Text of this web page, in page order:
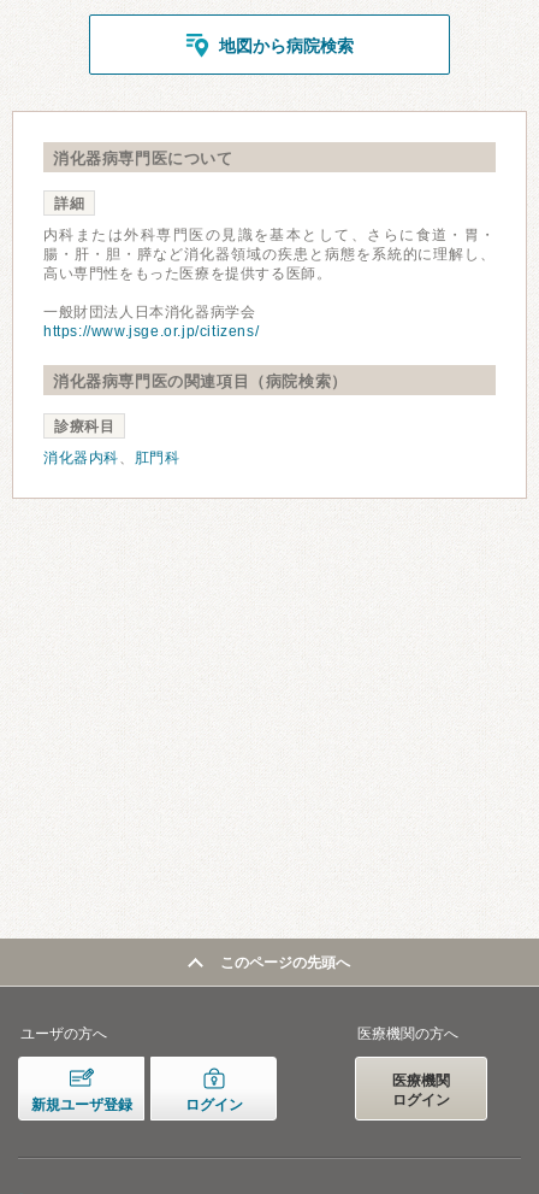
地図から病院検索
消化器病専門医について
詳細
内科または外科専門医の見識を基本として、さらに食道・胃・
腸・肝・胆・膵など消化器領域の疾患と病態を系統的に理解し、
高い専門性をもった医療を提供する医師。
一般財団法人日本消化器病学会
https://www.jsge.or.jp/citizens/
消化器病専門医の関連項目（病院検索）
診療科目
消化器内科、 肛門科
このページの先頭へ
ユーザの方へ
新規ユーザ登録 ログイン
医療機関の方へ
医療機関
ログイン